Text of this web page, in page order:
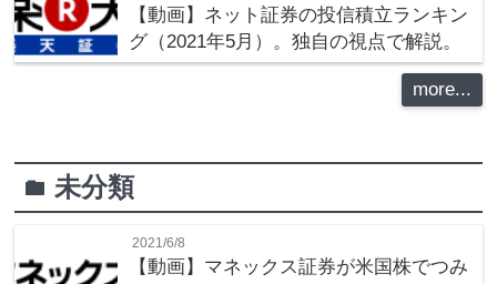
【動画】ネット証券の投信積立ランキン
グ（2021年5月）。独自の視点で解説。
more...
folder未分類
2021/6/8
【動画】マネックス証券が米国株でつみ